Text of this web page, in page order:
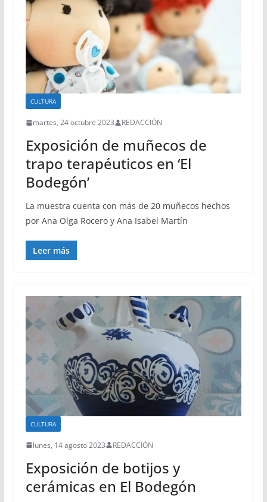
CULTURA
martes, 24 octubre 2023 REDACCIÓN
Exposición de muñecos de
trapo terapéuticos en ‘El
Bodegón’
La muestra cuenta con más de 20 muñecos hechos
por Ana Olga Rocero y Ana Isabel Martín
Leer más
CULTURA
lunes, 14 agosto 2023 REDACCIÓN
Exposición de botijos y
cerámicas en El Bodegón